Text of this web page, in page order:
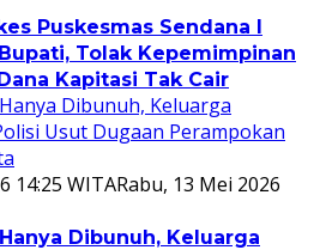
Puskesmas Sendana I
Tolak Kepemimpinan
Kapitasi Tak Cair
14:25 WITARabu, 13 Mei 2026
Dibunuh, Keluarga